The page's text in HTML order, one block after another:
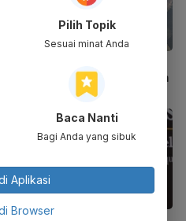
Hong BMTR Borong Saham
MSIN dan MNCN
Pilih Topik
Sesuai minat Anda
Baca Nanti
Bagi Anda yang sibuk
Aplikasi
Browser